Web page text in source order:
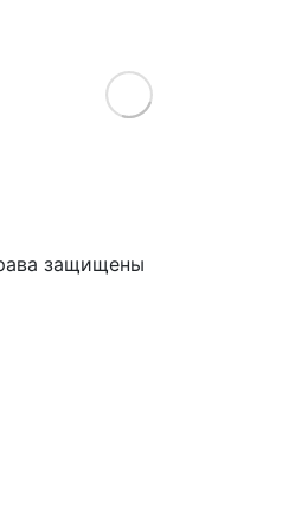
Load More
защищены